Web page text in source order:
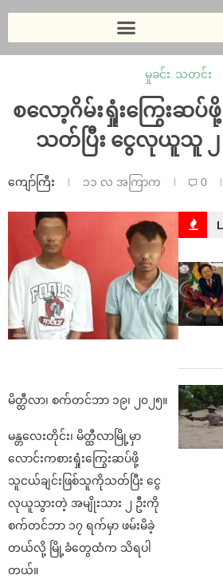
မှုခင်း, သတင်း
စလော့ဂိမ်းရှုံးကြွေးဆပ်
သတ်ပြီး ငွေလုယူသူ ၂
ကျော်ကြီး ၁၁ လ အကြာက 0
မိတ္ထီလာ၊ စက်တင်ဘာ ၁၉၊ ၂၀၂၅။
မန္တလေးတိုင်း၊ မိတ္ထီလာမြို့မှာ
လောင်းကစားရှုံးကြွေးဆပ်ဖို့
သူငယ်ချင်းဖြစ်သူကိုသတ်ပြီး ငွေ
လုယူသွားတဲ့ အမျိုးသား ၂ ဦးကို
စက်တင်ဘာ ၁၇ ရက်မှာ ဖမ်းမိခဲ့
တယ်လို့ မြို့ခံတွေထံက သိရပါ
တယ်။